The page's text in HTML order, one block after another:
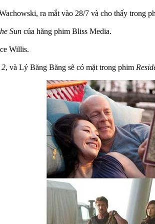
ra mắt vào 28/7 và cho thấy trong
Sun của hãng phim Bliss Media.
Willis.
2, và Lý Băng Băng sẽ có mặt trong phim